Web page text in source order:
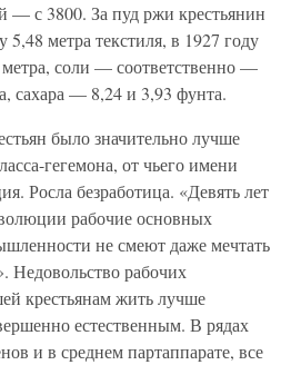
— с 3800. За пуд ржи крестьянин
5,48 метра текстиля, в 1927 году
соли — соответственно —
сахара — 8,24 и 3,93 фунта.
было значительно лучше
гегемона, от чьего имени
Росла безработица. «Девять лет
рабочие основных
не смеют даже мечтать
Недовольство рабочих
крестьянам жить лучше
естественным. В рядах
и в среднем партаппарате, все